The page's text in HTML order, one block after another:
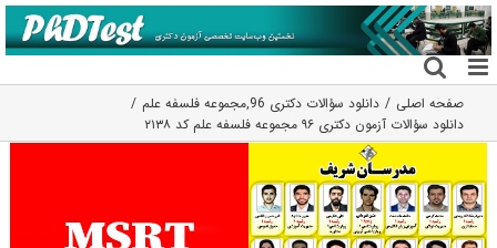
رفتن
به
محتوا
صفحه اصلی دانلود سؤالات دکتری 96 ,مجموعه فلسفه علم
دانلود سؤالات آزمون دکتری ۹۶ مجموعه فلسفه علم کد ۲۱۳۸